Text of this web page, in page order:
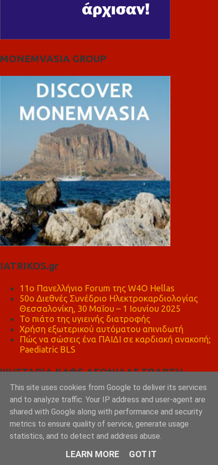
MONEMVASIA GROUP
IATRIKOS.gr
11ο Πανελλήνιο Forum της W4O Hellas
50ο Διεθνές Συνέδριο Ηλεκτροκαρδιολογίας
Θεσσαλονίκη, 30 Μαΐου – 1 Ιουνίου 2025
Το πιάτο της υγιεινής διατροφής
Χρήση εξωτερικού αυτόματου απινιδωτή
Πώς να σώσεις ένα ΠΑΙΔΙ σε καρδιακή ανακοπή;
Paediatric BLS
ΨΗΣΤΑΡΙΑ ΚΑΦΕ ΛΕΩΝΙΔΑΣ ΣΠΑΡΤΗ
This site uses cookies from Google to deliver its services
and to analyze traffic. Your IP address and user-agent are
shared with Google along with performance and security
metrics to ensure quality of service, generate usage
statistics, and to detect and address abuse.
LEARN MORE GOT IT